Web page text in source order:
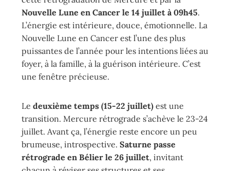
Nouvelle Lune en Cancer le 14 juillet à 09h45.
L’énergie est intérieure, douce, émotionnelle. La
Nouvelle Lune en Cancer est l’une des plus
puissantes de l’année pour les intentions liées au
foyer, à la famille, à la guérison intérieure. C’est
une fenêtre précieuse.
Le deuxième temps (15-22 juillet) est une
transition. Mercure rétrograde s’achève le 23-24
juillet. Avant ça, l’énergie reste encore un peu
brumeuse, introspective. Saturne passe
rétrograde en Bélier le 26 juillet, invitant